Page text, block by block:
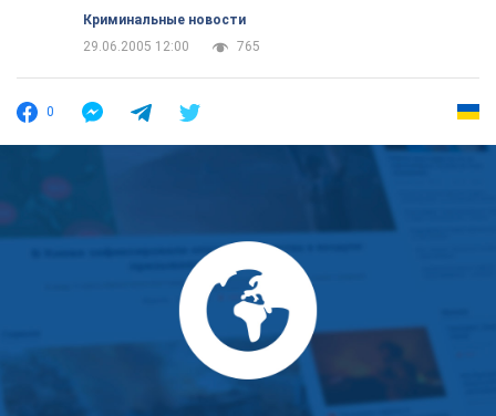
Криминальные новости
29.06.2005 12:00
765
0